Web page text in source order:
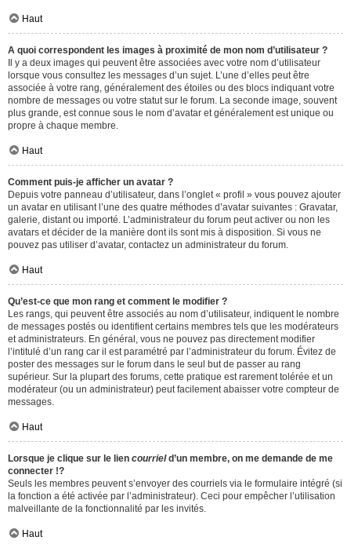
Haut
A quoi correspondent les images à proximité de mon nom d’utilisateur ?
Il y a deux images qui peuvent être associées avec votre nom d’utilisateur
lorsque vous consultez les messages d’un sujet. L’une d’elles peut être
associée à votre rang, généralement des étoiles ou des blocs indiquant votre
nombre de messages ou votre statut sur le forum. La seconde image, souvent
plus grande, est connue sous le nom d’avatar et généralement est unique ou
propre à chaque membre.
Haut
Comment puis-je afficher un avatar ?
Depuis votre panneau d’utilisateur, dans l’onglet « profil » vous pouvez ajouter
un avatar en utilisant l’une des quatre méthodes d’avatar suivantes : Gravatar,
galerie, distant ou importé. L’administrateur du forum peut activer ou non les
avatars et décider de la manière dont ils sont mis à disposition. Si vous ne
pouvez pas utiliser d’avatar, contactez un administrateur du forum.
Haut
Qu’est-ce que mon rang et comment le modifier ?
Les rangs, qui peuvent être associés au nom d’utilisateur, indiquent le nombre
de messages postés ou identifient certains membres tels que les modérateurs
et administrateurs. En général, vous ne pouvez pas directement modifier
l’intitulé d’un rang car il est paramétré par l’administrateur du forum. Évitez de
poster des messages sur le forum dans le seul but de passer au rang
supérieur. Sur la plupart des forums, cette pratique est rarement tolérée et un
modérateur (ou un administrateur) peut facilement abaisser votre compteur de
messages.
Haut
Lorsque je clique sur le lien courrield’un membre, on me demande de me
connecter !?
Seuls les membres peuvent s’envoyer des courriels via le formulaire intégré (si
la fonction a été activée par l’administrateur). Ceci pour empêcher l’utilisation
malveillante de la fonctionnalité par les invités.
Haut